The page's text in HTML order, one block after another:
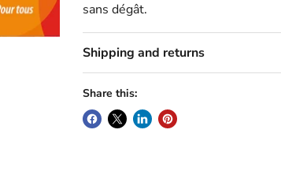
sans dégât.
Shipping and returns
Share this: